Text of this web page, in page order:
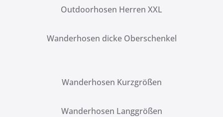
Outdoorhosen Herren XXL
Wanderhosen dicke Oberschenkel
Wanderhosen Kurzgrößen
Wanderhosen Langgrößen